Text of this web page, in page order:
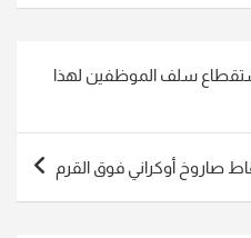
سلف الموظفين لهذا
صاروخ أوكراني فوق القرم